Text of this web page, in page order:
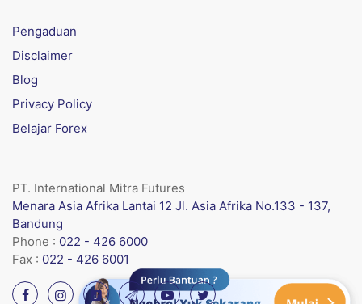
Pengaduan
Disclaimer
Blog
Privacy Policy
Belajar Forex
PT. International Mitra Futures
Menara Asia Afrika Lantai 12 Jl. Asia Afrika No.133 - 137,
Bandung
Phone : 022 - 426 6000
Fax : 022 - 426 6001